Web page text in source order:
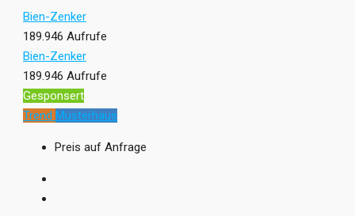
Bien-Zenker
189.946 Aufrufe
Bien-Zenker
189.946 Aufrufe
Gesponsert
Trend Musterhaus
Preis auf Anfrage